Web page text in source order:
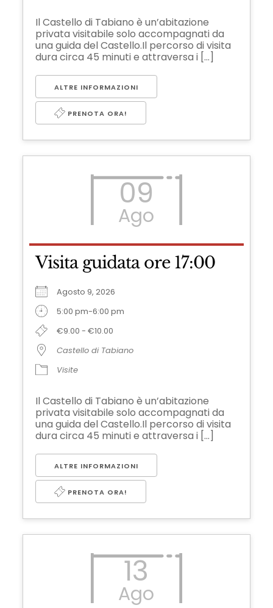
Il Castello di Tabiano è un’abitazione
privata visitabile solo accompagnati da
una guida del Castello.Il percorso di visita
dura circa 45 minuti e attraversa i [...]
ALTRE INFORMAZIONI
PRENOTA ORA!
09
Ago
Visita guidata ore 17:00
Agosto 9, 2026
5:00 pm-6:00 pm
€9.00 - €10.00
Castello di Tabiano
Visite
Il Castello di Tabiano è un’abitazione
privata visitabile solo accompagnati da
una guida del Castello.Il percorso di visita
dura circa 45 minuti e attraversa i [...]
ALTRE INFORMAZIONI
PRENOTA ORA!
13
Ago